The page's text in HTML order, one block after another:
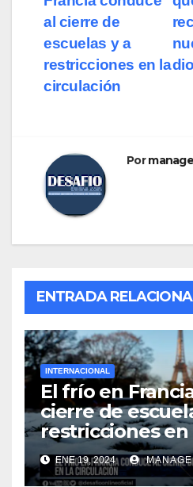
al cierre de
escuelas y a
restricciones en la
circulación
Por
ENTRADA
INTERNACIONAL
El frío en
cierre de
restricciones
ENE 19, 2024